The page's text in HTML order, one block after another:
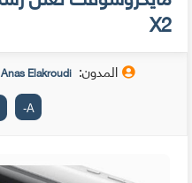
X2
المدون: Anas Elakroudi
A
-